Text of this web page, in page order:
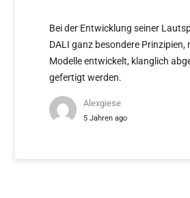
Bei der Entwicklung seiner
DALI ganz besondere Prinzipien,
Modelle entwickelt, klanglich
gefertigt werden.
Alexgiese
5 Jahren ago